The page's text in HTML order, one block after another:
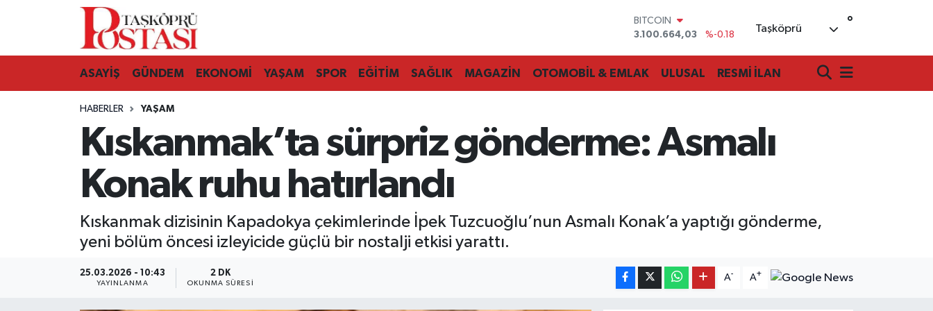
3.100.664,03
DOLAR
55,2510
%0.32
STERLİN
6660.55
%0.03
BİST100
Taşköprü °
ASAYİŞ GÜNDEM EKONOMİ YAŞAM SPOR EĞİTİM SAĞLIK MAGAZİN OTOMOBİL & EMLAK ULUSAL RESMİ İLAN
HABERLER YAŞAM
Kıskanmak’ta sürpriz gönderme: Asmalı
Konak ruhu hatırlandı
Kıskanmak dizisinin Kapadokya çekimlerinde İpek Tuzcuoğlu’nun Asmalı Konak’a yaptığı gönderme,
yeni bölüm öncesi izleyicide güçlü bir nostalji etkisi yarattı.
25.03.2026 - 10:43
YAYINLANMA
2 DK
OKUNMA SÜRESI
A- A+
Kastamonu Vefat Edenler
Araç Haberleri
Azdavay Haberleri
Bozkurt Haberleri